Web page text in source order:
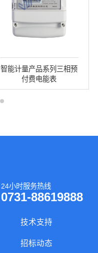
智能计量产品系列三相预
付费电能表
24小时服务热线
0731-88619888
技术支持
招标动态